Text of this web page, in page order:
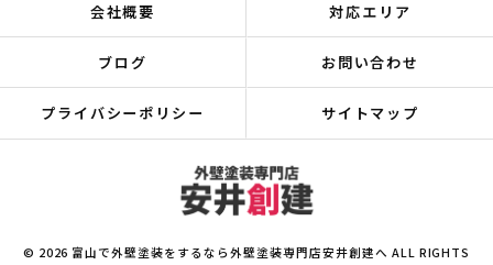
会社概要 対応エリア
ブログ お問い合わせ
プライバシーポリシー サイトマップ
© 2026 富山で外壁塗装をするなら外壁塗装専門店安井創建へ ALL RIGHTS